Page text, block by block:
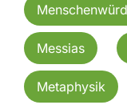
Messias
Metaphysik